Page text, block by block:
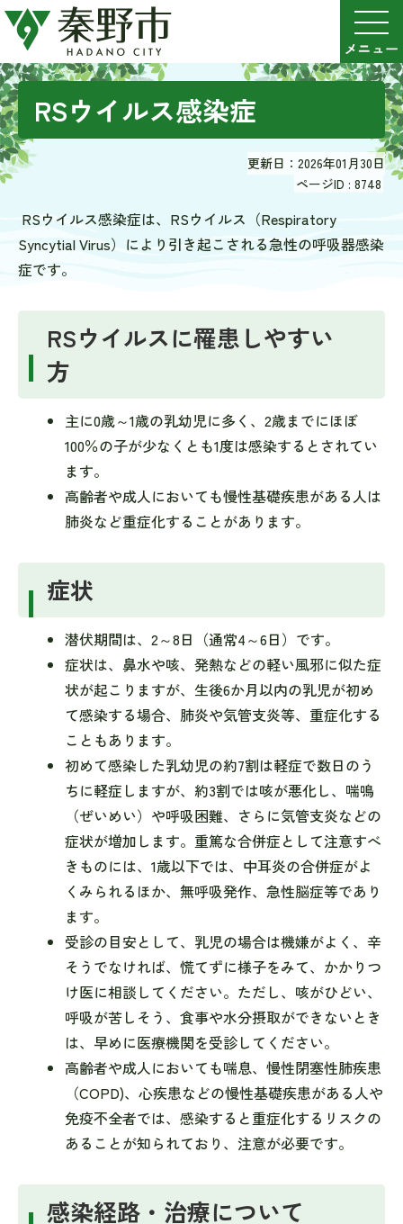
RSウイルス感染症
更新日：2026年01月30日
ページID : 8748
RSウイルス感染症は、RSウイルス（Respiratory
Syncytial Virus）により引き起こされる急性の呼吸器感染
症です。
RSウイルスに罹患しやすい
方
主に0歳～1歳の乳幼児に多く、2歳までにほぼ
100％の子が少なくとも1度は感染するとされてい
ます。
高齢者や成人においても慢性基礎疾患がある人は
肺炎など重症化することがあります。
症状
潜伏期間は、2～8日（通常4～6日）です。
症状は、鼻水や咳、発熱などの軽い風邪に似た症
状が起こりますが、生後6か月以内の乳児が初め
て感染する場合、肺炎や気管支炎等、重症化する
こともあります。
初めて感染した乳幼児の約7割は軽症で数日のう
ちに軽症しますが、約3割では咳が悪化し、喘鳴
（ぜいめい）や呼吸困難、さらに気管支炎などの
症状が増加します。重篤な合併症として注意すべ
きものには、1歳以下では、中耳炎の合併症がよ
くみられるほか、無呼吸発作、急性脳症等であり
ます。
受診の目安として、乳児の場合は機嫌がよく、辛
そうでなければ、慌てずに様子をみて、かかりつ
け医に相談してください。ただし、咳がひどい、
呼吸が苦しそう、食事や水分摂取ができないとき
は、早めに医療機関を受診してください。
高齢者や成人においても喘息、慢性閉塞性肺疾患
（COPD)、心疾患などの慢性基礎疾患がある人や
免疫不全者では、感染すると重症化するリスクの
あることが知られており、注意が必要です。
感染経路・治療について